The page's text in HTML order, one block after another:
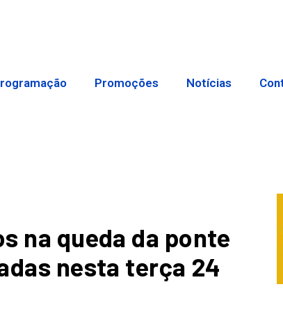
Promoções Notícias
na queda da ponte
nesta terça 24